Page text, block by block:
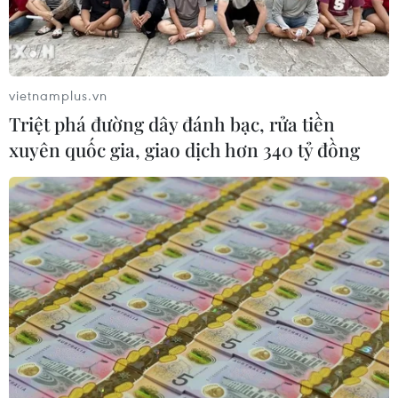
Nga thoái vốn nhà nước khỏi Sân bay
Quốc tế Sheremetyevo
07/08/2026 00:22
Nga thông báo tấn công căn
cứ ngầm của Ukraine
06/08/2026 16:21
Tây Ban Nha: 100 người thiệt mạng
trong vụ vượt biển ồ ạt vào Ceuta
06/08/2026 16:03
vietnamplus.vn
Triệt phá đường dây đánh bạc, rửa tiền
xuyên quốc gia, giao dịch hơn 340 tỷ đồng